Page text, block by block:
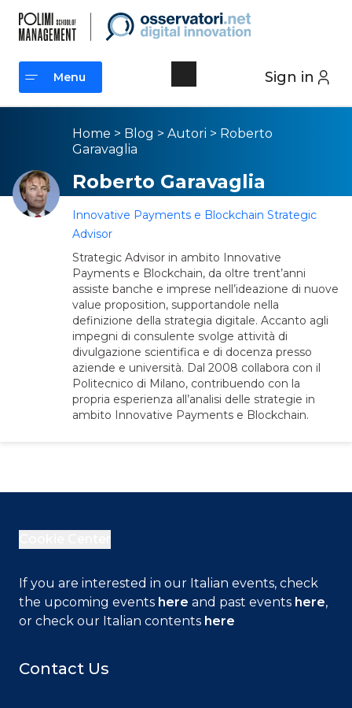
Sign in
Menu
Menu
Home > Blog > Autori > Roberto
Garavaglia
Roberto Garavaglia
Innovative Payments e Blockchain Strategic
Advisor
Strategic Advisor in ambito Innovative
Payments e Blockchain, da oltre trent’anni
assiste banche e imprese nell’ideazione di nuove
value proposition, supportandole nella
definizione della strategia digitale. Accanto agli
impegni di consulente svolge attività di
divulgazione scientifica e di docenza presso
aziende e università. Dal 2008 collabora con il
Politecnico di Milano, contribuendo con la
propria esperienza all’analisi delle strategie in
ambito Innovative Payments e Blockchain.
Contact Us
If you are interested in our Italian events, check
the upcoming events here and past events here,
or check our Italian contents here